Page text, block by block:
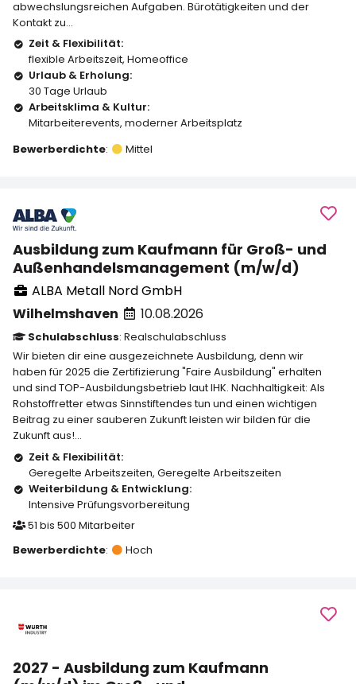
abwechslungsreichen Aufgaben. Bürotätigkeiten und der
Kontakt zu...
Zeit & Flexibilität:
flexible Arbeitszeit, Homeoffice
Urlaub & Erholung:
30 Tage Urlaub
Arbeitsklima & Kultur:
Mitarbeiterevents, moderner Arbeitsplatz
Bewerberdichte: Mittel
Ausbildung zum Kaufmann für Groß- und
Außenhandelsmanagement (m/w/d)
ALBA Metall Nord GmbH
Wilhelmshaven
10.08.2026
Schulabschluss: Realschulabschluss
Wir bieten dir eine ausgezeichnete Ausbildung, denn wir
haben für 2025 die Zertifizierung "Faire Ausbildung" erhalten
und sind TOP-Ausbildungsbetrieb laut IHK. Nachhaltigkeit: Als
Rohstoffretter etwas Sinnstiftendes tun und einen wichtigen
Beitrag zu einer sauberen Zukunft leisten wir bilden für die
Zukunft aus!...
Zeit & Flexibilität:
Geregelte Arbeitszeiten, Geregelte Arbeitszeiten
Weiterbildung & Entwicklung:
Intensive Prüfungsvorbereitung
51 bis 500 Mitarbeiter
Bewerberdichte: Hoch
2027 - Ausbildung zum Kaufmann